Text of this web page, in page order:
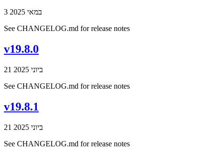
3 במאי 2025
See CHANGELOG.md for release notes
v19.8.0
21 ביוני 2025
See CHANGELOG.md for release notes
v19.8.1
21 ביוני 2025
See CHANGELOG.md for release notes